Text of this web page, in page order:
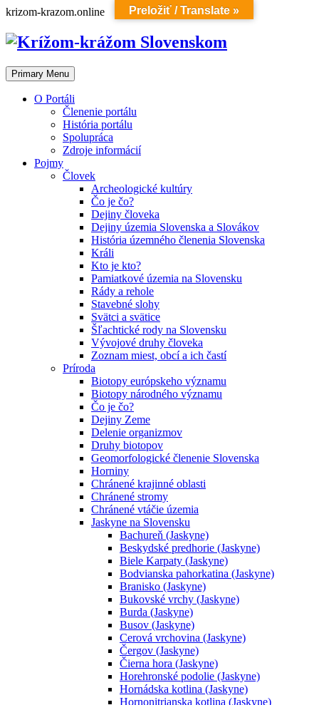
Skip
content
krizom-krazom.online
Primary Menu
O Portáli
Členenie portálu
História portálu
Spolupráca
Zdroje informácií
Pojmy
Človek
Archeologické kultúry
Čo je čo?
Dejiny človeka
Dejiny územia Slovenska a Slovákov
História územného členenia Slovenska
Králi
Kto je kto?
Pamiatkové územia na Slovensku
Rády a rehole
Stavebné slohy
Svätci a svätice
Šľachtické rody na Slovensku
Vývojové druhy človeka
Zoznam miest, obcí a ich častí
Príroda
Biotopy európskeho významu
Biotopy národného významu
Čo je čo?
Dejiny Zeme
Delenie organizmov
Druhy biotopov
Geomorfologické členenie Slovenska
Horniny
Chránené krajinné oblasti
Chránené stromy
Chránené vtáčie územia
Jaskyne na Slovensku
Bachureň (Jaskyne)
Beskydské predhorie (Jaskyne)
Biele Karpaty (Jaskyne)
Bodvianska pahorkatina (Jaskyne)
Branisko (Jaskyne)
Bukovské vrchy (Jaskyne)
Burda (Jaskyne)
Busov (Jaskyne)
Cerová vrchovina (Jaskyne)
Čergov (Jaskyne)
Čierna hora (Jaskyne)
Horehronské podolie (Jaskyne)
Hornádska kotlina (Jaskyne)
Hornonitrianska kotlina (Jaskyne)
Preložiť / Translate »